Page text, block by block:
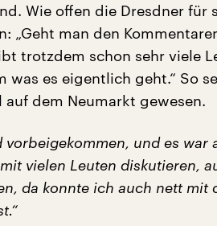
Wie offen die Dresdner für
„Geht man den
trotzdem schon sehr viele
was es eigentlich geht.“ So
dem Neumarkt gewesen.
vorbeigekommen, und es
vielen Leuten diskutieren,
da konnte ich auch nett mit